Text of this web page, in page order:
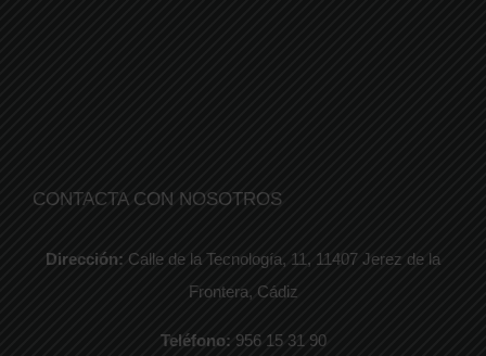
CONTACTA CON NOSOTROS
Dirección: Calle de la Tecnología, 11, 11407 Jerez de la
Frontera, Cádiz
Teléfono: 956 15 31 90